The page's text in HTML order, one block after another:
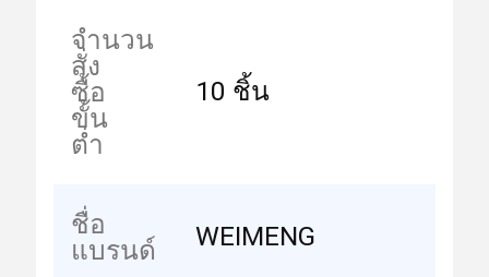
จำนวน
สั่ง
ซื้อ
ขั้น
ต่ำ
10 ชิ้น
ชื่อ
แบรนด์
WEIMENG